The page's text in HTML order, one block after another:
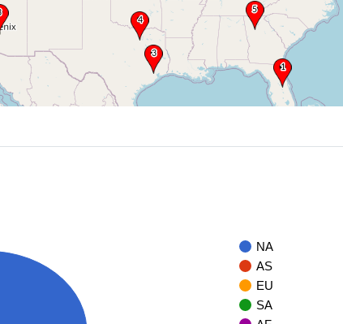
NA
AS
EU
SA